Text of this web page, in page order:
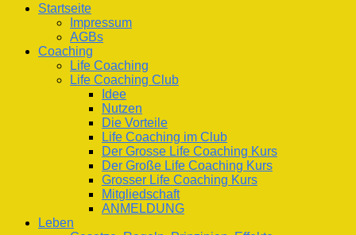
Life Coaching Club
Für Deine Lebenskompetenz
Startseite
Impressum
AGBs
Coaching
Life Coaching
Life Coaching Club
Idee
Nutzen
Die Vorteile
Life Coaching im Club
Der Grosse Life Coaching Kurs
Der Große Life Coaching Kurs
Grosser Life Coaching Kurs
Mitgliedschaft
ANMELDUNG
Leben